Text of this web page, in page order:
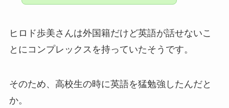
ヒロド歩美さんは外国籍だけど英語が話せないこ
とにコンプレックスを持っていたそうです。
そのため、高校生の時に英語を猛勉強したんだと
か。